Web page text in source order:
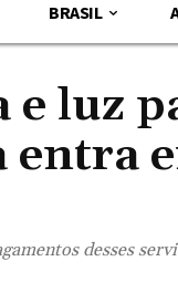
BRASIL
luz
desses